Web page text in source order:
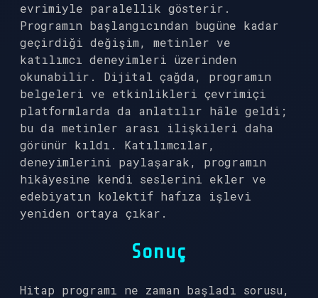
evrimiyle paralellik gösterir.
Programın başlangıcından bugüne kadar
geçirdiği değişim, metinler ve
katılımcı deneyimleri üzerinden
okunabilir. Dijital çağda, programın
belgeleri ve etkinlikleri çevrimiçi
platformlarda da anlatılır hâle geldi;
bu da metinler arası ilişkileri daha
görünür kıldı. Katılımcılar,
deneyimlerini paylaşarak, programın
hikâyesine kendi seslerini ekler ve
edebiyatın kolektif hafıza işlevi
yeniden ortaya çıkar.
Sonuç
Hitap programı ne zaman başladı sorusu,